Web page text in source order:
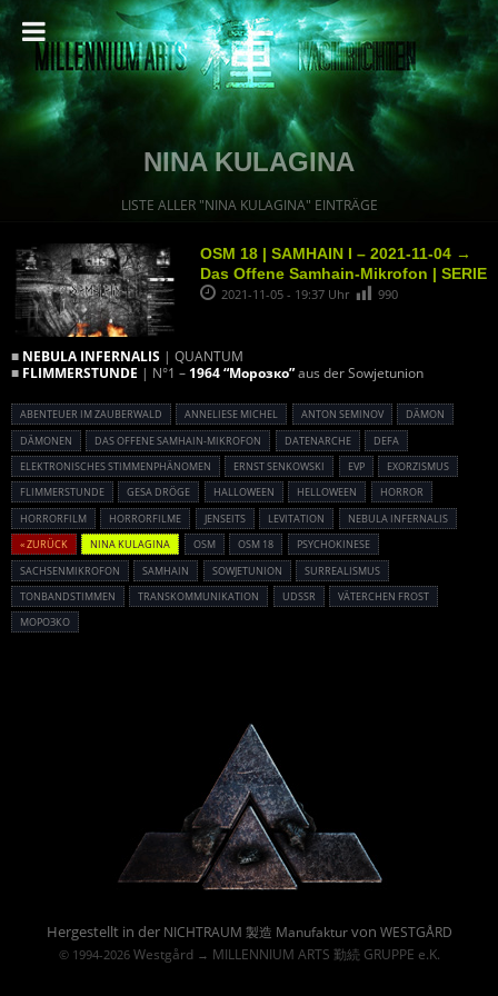
NINA KULAGINA
LISTE ALLER "NINA KULAGINA" EINTRÄGE
OSM 18 | SAMHAIN I – 2021-11-04 →
Das Offene Samhain-Mikrofon | SERIE
2021-11-05 - 19:37 Uhr 990
■ NEBULA INFERNALIS | QUANTUM
■ FLIMMERSTUNDE | N°1 – 1964 “Морозко”aus der Sowjetunion
ABENTEUER IM ZAUBERWALD ANNELIESE MICHEL ANTON SEMINOV
DÄMON
DÄMONEN
DAS OFFENE SAMHAIN-MIKROFON DATENARCHE
DEFA
ELEKTRONISCHES STIMMENPHÄNOMEN
ERNST SENKOWSKI EVP
EXORZISMUS
FLIMMERSTUNDE
GESA DRÖGE HALLOWEEN HELLOWEEN
HORROR
HORRORFILM
HORRORFILME JENSEITS LEVITATION
NEBULA INFERNALIS
« ZURÜCK
NINA KULAGINA OSM OSM 18
PSYCHOKINESE
SACHSENMIKROFON
SAMHAIN SOWJETUNION
SURREALISMUS
TONBANDSTIMMEN
TRANSKOMMUNIKATION UDSSR
VÄTERCHEN FROST
МОРОЗКО
Hergestellt in der NICHTRAUM 製造 Manufakturvon WESTGÅRD
© 1994-2026 Westgård→ MILLENNIUM ARTS 勤続 GRUPPE e.K.
Powered By :